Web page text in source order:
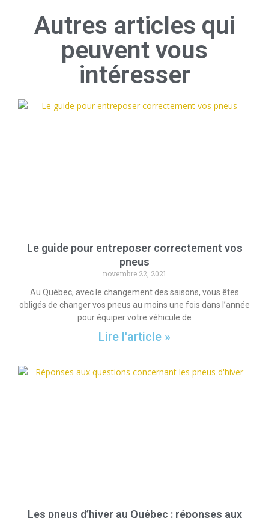
Autres articles qui
peuvent vous
intéresser
Le guide pour entreposer correctement vos
pneus
novembre 22, 2021
Au Québec, avec le changement des saisons, vous êtes
obligés de changer vos pneus au moins une fois dans l’année
pour équiper votre véhicule de
Lire l'article »
Les pneus d’hiver au Québec : réponses aux